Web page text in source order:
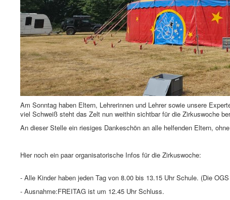
Am Sonntag haben Eltern, Lehrerinnen und Lehrer sowie unsere
viel Schweiß steht das Zelt nun weithin sichtbar für die Zirkuswoche
An dieser Stelle ein riesiges Dankeschön an alle helfenden Eltern,
Hier noch ein paar organisatorische Infos für die Zirkuswoche:
- Alle Kinder haben jeden Tag von 8.00 bis 13.15 Uhr Schule. (Die
- Ausnahme:FREITAG ist um 12.45 Uhr Schluss.